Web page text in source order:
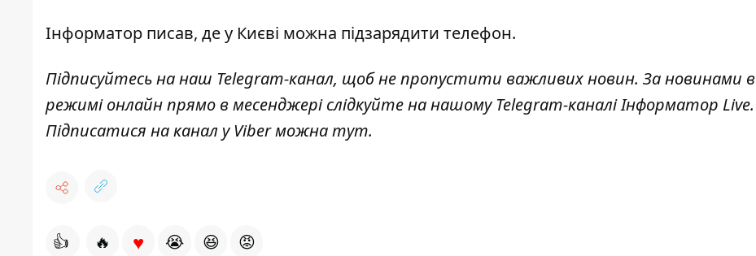
Інформатор писав, де у Києві можна підзарядити телефон.
Підписуйтесь на наш Telegram-канал, щоб не пропустити важливих новин. За новинами в
режимі онлайн прямо в месенджері слідкуйте на нашому Telegram-каналіІнформатор Live.
Підписатися на канал у Viber можнатут.
👍 🔥 ♥ 😭 😆 😡